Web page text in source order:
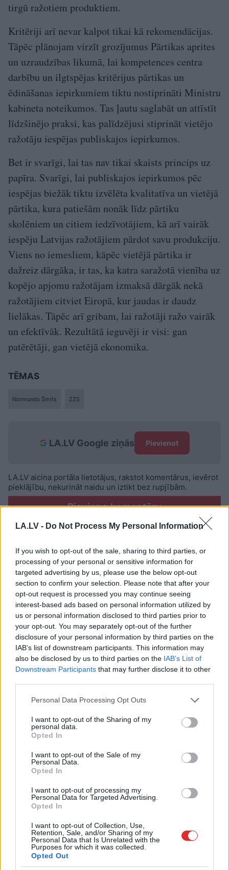
LA.LV - Do Not Process My Personal Information
If you wish to opt-out of the sale, sharing to third parties, or
processing of your personal or sensitive information for
targeted advertising by us, please use the below opt-out
section to confirm your selection. Please note that after your
opt-out request is processed you may continue seeing
interest-based ads based on personal information utilized by
us or personal information disclosed to third parties prior to
your opt-out. You may separately opt-out of the further
disclosure of your personal information by third parties on the
IAB’s list of downstream participants. This information may
also be disclosed by us to third parties on the IAB’s List of
Downstream Participants that may further disclose it to other
Please note that this website/app uses one or more Google
not limited to your visit or usage behaviour. You may click to
grant or deny consent to Google and its third-party tags to
use your data for below specified purposes in below Google
consent section.
Personal Data Processing Opt Outs
I want to opt-out of the Sharing of my
personal data.
Opted In
I want to opt-out of the Sale of my
Personal Data.
Opted In
I want to opt-out of processing my
Personal Data for Targeted Advertising.
Opted In
I want to opt-out of Collection, Use,
Retention, Sale, and/or Sharing of my
Personal Data that Is Unrelated with the
Purposes for which it was collected.
Opted Out
tirgū ražotiem produktiem.
Kritēriji arī nevar kalpot tikai kā rekomendācijas.
Tāpēc plānojam virzīt grozījumus Pārtikas aprites
un uzraudzības likumā, lai kompetences centra
darbību un ilgtspējas kritērijus pārtikas un
ēdināšanas iepirkumiem tiktu nostiprināti Ministru
kabineta noteikumos. Tas ļautu saglabāt un attīstīt
līdzšinējo praksi, kas palīdzējusi stiprināt vietējo
ražotāju iespējas publiskajos iepirkumos.
Bet ir svarīgi, lai tas nav tikai skaists princips uz
papīra. Svarīgi, lai publiskajos iepirkumos pēc
iespējas biežāk tiktu izvēlēta kvalitatīva un vietējā
pārtika, kura patiešām nonāk līdz pārtiku
skolēniem un citiem iedzīvotājiem, kā arī vairāk
iespēju Latvijas ražotājiem pārdot savu produkciju.
Viens no iemesliem, kāpēc vietējā pārtika ir
dažreiz dārgāka, ir tas, ka katra saražotā vienība uz
kopējo apjomu ražotājam izmaksā dārgāk nekā
ražotājiem citviet Eiropā, kur jaudas ir daudz
lielākas. Tāpēc arī gribam, lai ražotāji ražo vairāk
un efektīvāk. Rezultātā ieguvēji ir visi: gan
patērētāji, gan vietējā ekonomika.
TĒMAS
Normunds Šmits ZZS
LA.LV Google ziņās Pievienot
LA.LV aicina portāla lietotājus, rakstot komentārus, ievērot
pieklājību, nekurināt naidu un iztikt bez rupjībām.
Pievieno komentāru
LASĪTĀKIE
Ārsti nosauc četrus augļus ar kuru ēšanu
pēc 45 gadu vecuma nevajadzētu pārlieku
aizrauties
Armands Puče: “Skaidrs, ka tas ir
sarunāts “veikals”! Bet vai jūs domājat, ka
visi Latvijā ir muļķi?”
Tikai cilvēki ar laucinieka DNS
spēs iegūt 80% šajā lauku gudrību testā
izturējusi milzīgu dronu vilni – analītiķi
izdara secinājumus
Latvieši neslēpj vilšanos par sabiedrisko
transportu: Lai tiktu no Jelgavas uz Rīgu,
Vaidarbs no 9.00 līdz 17.00 jūs tracina?
datumus, kuru īpašniekiem brīvība ir īpaši
svarīga
Lasīt citas ziņas